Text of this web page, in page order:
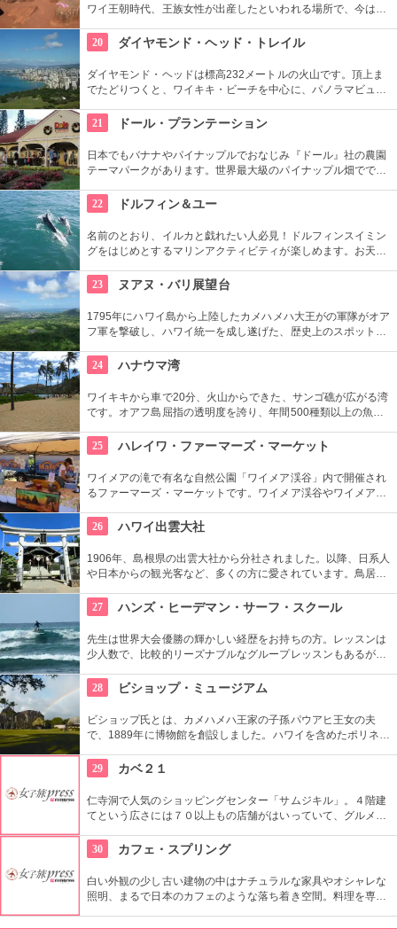
ワイ王朝時代、王族女性が出産したといわれる場所で、今は子
くさんのエネルギーを浴びて帰ってくださいね。
20 ダイヤモンド・ヘッド・トレイル
ダイヤモンド・ヘッドは標高232メートルの火山です。頂上ま
でたどりつくと、ワイキキ・ビーチを中心に、パノラマビュー
道もあるので、スニーカーの準備を。
21 ドール・プランテーション
日本でもバナナやパイナップルでおなじみ『ドール』社の農園
テーマパークがあります。世界最大級のパイナップル畑ででき
めるアトラクションがあります。カワイイお土産もいっぱい。
22 ドルフィン＆ユー
名前のとおり、イルカと戯れたい人必見！ドルフィンスイミン
グをはじめとするマリンアクティビティが楽しめます。お天気
いそう。バーベキューやフラ、ウクレレ演奏など、嬉しいおも
てなしも。
23 ヌアヌ・バリ展望台
1795年にハワイ島から上陸したカメハメハ大王がの軍隊がオア
フ軍を撃破し、ハワイ統一を成し遂げた、歴史上のスポットで
から広がる絶景は感動モノ。海から吹く風は強烈です。
24 ハナウマ湾
ワイキキから車で20分、火山からできた、サンゴ礁が広がる湾
です。オアフ島屈指の透明度を誇り、年間500種類以上の魚が
で年間100万人以上の観光客が訪れます。
25 ハレイワ・ファーマーズ・マーケット
ワイメアの滝で有名な自然公園「ワイメア渓谷」内で開催され
るファーマーズ・マーケットです。ワイメア渓谷やワイメアの
していますので、おやつはもちろん、ディナーを楽しむのもア
リですね。
26 ハワイ出雲大社
1906年、島根県の出雲大社から分社されました。以降、日系人
や日本からの観光客など、多くの方に愛されています。鳥居や
りそう。日本とハワイで2度お祈りされたお守りも好評です。
27 ハンズ・ヒーデマン・サーフ・スクール
先生は世界大会優勝の輝かしい経歴をお持ちの方。レッスンは
少人数で、比較的リーズナブルなグループレッスンもあるが、
心者の方も基本動作からきちんと学んで、いざ海へ！
28 ビショップ・ミュージアム
ビショップ氏とは、カメハメハ王家の子孫パウアヒ王女の夫
で、1889年に博物館を創設しました。ハワイを含めたポリネシ
や中の吹き抜け、インテリアも見ごたえあります。
29 カベ２１
仁寺洞で人気のショッピングセンター「サムジキル」。４階建
てという広さには７０以上もの店舗がはいっていて、グルメや
では螺細製品や乗り下など、韓国の伝統工芸品を取り扱い、お
気に入りの１つが見つかるはず。
30 カフェ・スプリング
白い外観の少し古い建物の中はナチュラルな家具やオシャレな
照明、まるで日本のカフェのような落ち着き空間。料理を専門
どれもほっとする味わいのものばかり。